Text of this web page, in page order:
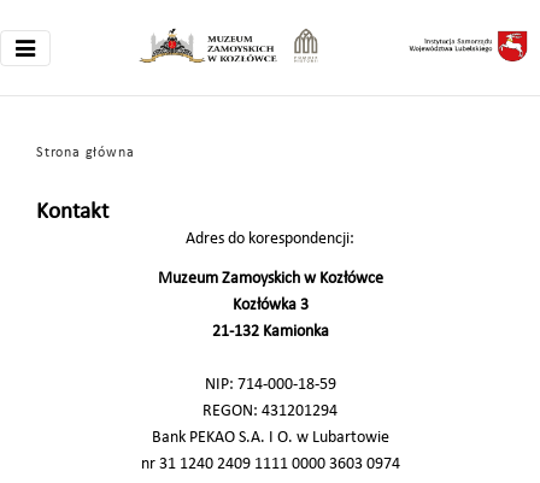
Strona główna
Kontakt
Adres do korespondencji:
Muzeum Zamoyskich w Kozłówce
Kozłówka 3
21-132 Kamionka
NIP: 714-000-18-59
REGON: 431201294
Bank PEKAO S.A. I O. w Lubartowie
nr 31 1240 2409 1111 0000 3603 0974